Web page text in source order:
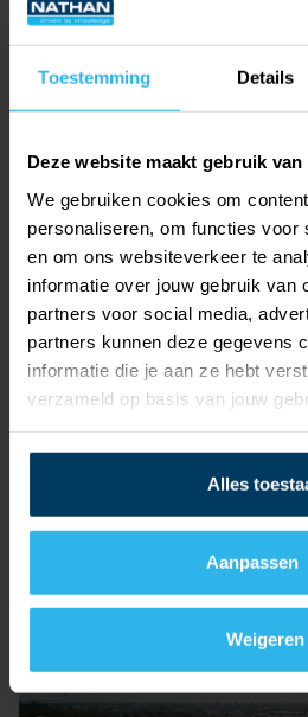
Toestemming Details
Deze website maakt gebruik van
We gebruiken cookies om
personaliseren, om functies voor
en om ons websiteverkeer te
informatie over jouw gebruik van
partners voor social media,
partners kunnen deze gegevens
informatie die je aan ze hebt
verzameld op basis van jouw
Alles
Aanpassen
Weigeren
toekomst voldoet aan hoge
worden gebouwd volgens de
geprefabriceerd. In de
dagelijks vier complete
inclusief keuken, badkamer,
geïntegreerde Combi Blueline.
is de bouwtijd met ongeveer
Bovendien blijven faalkosten
technische installaties onder
de fabriek worden opgebouwd.